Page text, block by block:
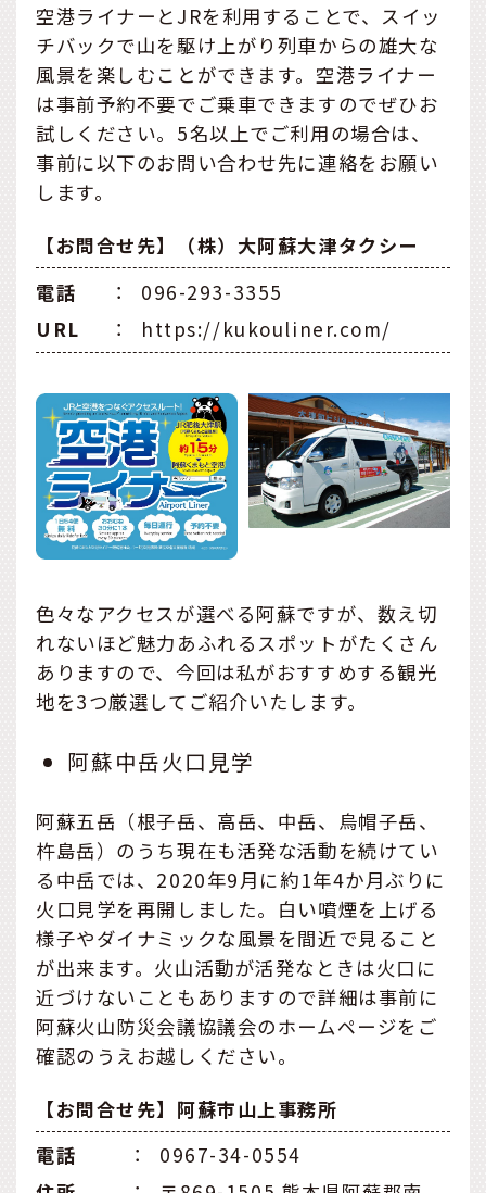
空港ライナーとJRを利用することで、スイッ
チバックで山を駆け上がり列車からの雄大な
風景を楽しむことができます。空港ライナー
は事前予約不要でご乗車できますのでぜひお
試しください。5名以上でご利用の場合は、
事前に以下のお問い合わせ先に連絡をお願い
します。
【お問合せ先】（株）大阿蘇大津タクシー
電話
：
096-293-3355
URL
： https://kukouliner.com/
色々なアクセスが選べる阿蘇ですが、数え切
れないほど魅力あふれるスポットがたくさん
ありますので、今回は私がおすすめする観光
地を3つ厳選してご紹介いたします。
阿蘇中岳火口見学
阿蘇五岳（根子岳、高岳、中岳、烏帽子岳、
杵島岳）のうち現在も活発な活動を続けてい
る中岳では、2020年9月に約1年4か月ぶりに
火口見学を再開しました。白い噴煙を上げる
様子やダイナミックな風景を間近で見ること
が出来ます。火山活動が活発なときは火口に
近づけないこともありますので詳細は事前に
阿蘇火山防災会議協議会のホームページをご
確認のうえお越しください。
【お問合せ先】阿蘇市山上事務所
電話
：
0967-34-0554